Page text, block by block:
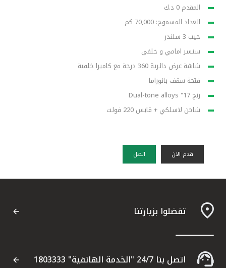
المقدم 0 د.ك
العداد المسموح: 70,000 كم
جيب 3 سلندر
سنسر امامي و خلفي
شاشة عرض دائرية 360 درجة مع كاميرا خلفية
فتحة سقف بانوراما
رنج 17" Dual-tone alloys
شاحن لاسلكي + قابس 220 فولت
قدم الان اتصل
تفضلوا بزيارتنا
اتصل بنا 24/7 "الخدمة الهاتفية" 1803333